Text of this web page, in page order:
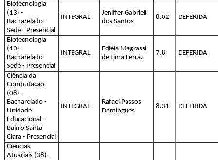
Biotecnologia
(13) -
Bacharelado -
Sede - Presencial
INTEGRAL
Jeniffer Gabrieli
dos Santos
8.02 DEFERIDA
Biotecnologia
(13) -
Bacharelado -
Sede - Presencial
INTEGRAL
Edléia Magrassi
de Lima Ferraz
7.8 DEFERIDA
Ciência da
Computação
(08) -
Bacharelado -
Unidade
Educacional -
Bairro Santa
Clara - Presencial
INTEGRAL
Rafael Passos
Domingues
8.31 DEFERIDA
Ciências
Atuariais (38) -